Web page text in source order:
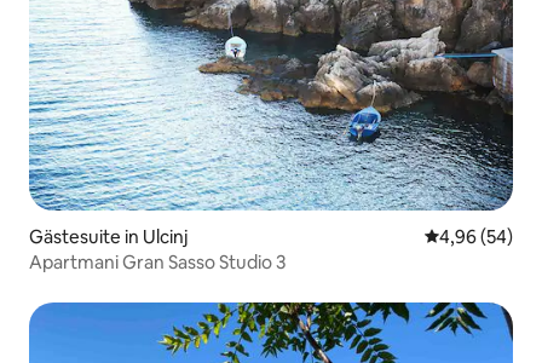
Gästesuite in Ulcinj
4,96 (54)
Apartmani Gran Sasso Studio 3